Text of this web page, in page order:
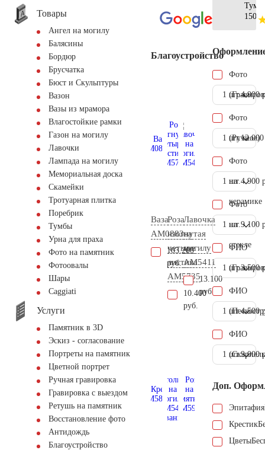
Товары
Ангел на могилу
Балясины
Бордюр
Брусчатка
Бюст и Скульптуры
Вазон
Вазы из мрамора
Влагостойкие рамки
Газон на могилу
Лавочки
Лампада на могилу
Мемориальная доска
Скамейки
Тротуарная плитка
Поребрик
Тумбы
Урна для праха
Фото на памятник
Фотоовалы
Шары
Сaggiati
Услуги
Памятник в 3D
Эскиз - согласование
Портреты на памятник
Цветной портрет
Ручная гравировка
Гравировка с выездом
Ретушь на памятник
Восстановление фото
Антидождь
Благоустройство
Благоустройство
Ваза
AM0883
103.200
руб.
Роза
изогнутая
четыре
листика
AM5735
10.400
руб.
Лавочка
на
могилу
AM5411
13.100
руб.
Фото
1 шт.4.900
Фото
(Ручное)
1 шт.
Фото
на
керамике
1 шт. 4.900
Фото
на
стекле
1 шт. 9.100
ФИО
1 шт.3.500
ФИО
1 шт.4.500
ФИО
1 шт.9.000
Доп.
Эпитафия
Крестик
Цветы